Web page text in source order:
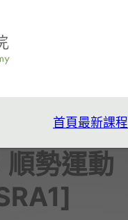
首頁最新課程
順勢運動